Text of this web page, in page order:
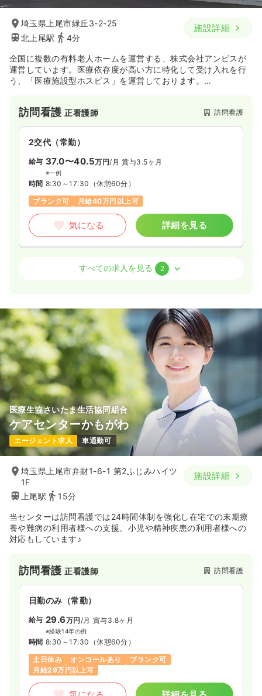
埼玉県上尾市緑丘3-2-25
北上尾駅
4分
施設詳細
全国に複数の有料老人ホームを運営する、株式会社アンビスが
運営しています。医療依存度が高い方に特化して受け入れを行
う、「医療施設型ホスピス」を運営しております。
ている方、神経変性疾患など特定疾患の方、入退院を繰り返さ
ざるを得ない方やお看取り対応の方などを積極的に受け入れら
れており、看護師・介護士による24時間365日の安心ケアを提
供されている有料老人ホームです。地域の医療機関や薬局、介
護事業所と積極的に連携し、地域医療における“シェアリング病
床”として機能しています。
訪問看護正看護師 訪問看護
2交代（常勤）
給与 37.0〜40.5万円/月 賞与3.5ヶ月
※一例
時間 8:30～17:30 （休憩60分）
ブランク可
月給40万円以上可
気になる 詳細を見る
正看護師
給与 43.7〜52.0 万円 賞与3.5ヶ月
※一例
時間 8:30～17:30 （休憩60分）
担当業務未経験可
月給40万円以上可
気になる 詳細を見る
日勤のみ（契約社員）
給与 43.7〜52.0万円/月 賞与3.5ヶ月
※一例
時間 8:30～17:30 （休憩60分）
すべての求人を見る 2
医療生協さいたま生活協同組合
ケアセンターかもがわ
エージェント求人 車通勤可
埼玉県上尾市弁財1-6-1 第2ふじみハイツ
1F
上尾駅
15分
施設詳細
当センターは訪問看護では24時間体制を強化し在宅での末期療
養や難病の利用者様への支援、小児や精神疾患の利用者様への
対応もしています♪
訪問看護正看護師 訪問看護
日勤のみ（常勤）
給与 29.6万円/月 賞与3.8ヶ月
※経験14年の例
時間 8:30～17:30 （休憩60分）
土日休み
オンコールあり
ブランク可
月給29万円以上可